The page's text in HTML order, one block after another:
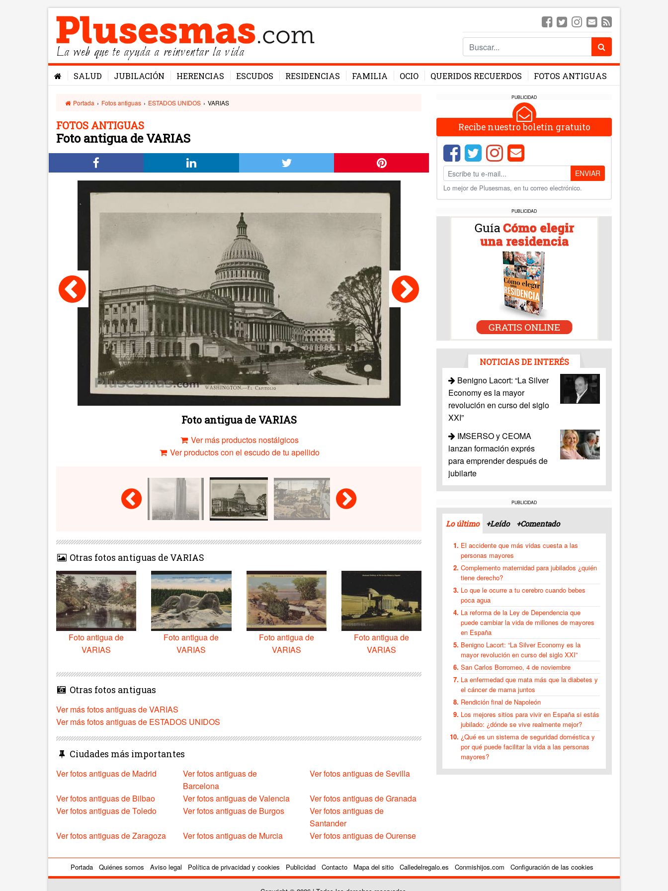
La web que te ayuda a reinventar la vida
SALUD JUBILACIÓN HERENCIAS ESCUDOS RESIDENCIAS FAMILIA OCIO QUERIDOS RECUERDOS FOTOS ANTIGUAS
Portada › Fotos antiguas › ESTADOS UNIDOS › VARIAS
FOTOS ANTIGUAS
Foto antigua de VARIAS
Foto antigua de VARIAS
Ver más productos nostálgicos
Ver productos con el escudo de tu apellido
Otras fotos antiguas de VARIAS
Foto antigua de
VARIAS
Foto antigua de
VARIAS
Foto antigua de
VARIAS
Foto antigua de
VARIAS
Otras fotos antiguas
Ver más fotos antiguas de VARIAS
Ver más fotos antiguas de ESTADOS UNIDOS
Ciudades más importantes
Ver fotos antiguas de Madrid
Ver fotos antiguas de
Barcelona
Ver fotos antiguas de Sevilla
Ver fotos antiguas de Bilbao Ver fotos antiguas de Valencia
Ver fotos antiguas de Granada
Ver fotos antiguas de Toledo
Ver fotos antiguas de Burgos
Ver fotos antiguas de
Santander
Ver fotos antiguas de Zaragoza
Ver fotos antiguas de Murcia Ver fotos antiguas de Ourense
PUBLICIDAD
Recibe nuestro boletín gratuito
ENVIAR
Lo mejor de Plusesmas, en tu correo electrónico.
PUBLICIDAD
NOTICIAS DE INTERÉS
Benigno Lacort: “La Silver
Economy es la mayor
revolución en curso del siglo
XXI”
IMSERSO y CEOMA
lanzan formación exprés
para emprender después de
jubilarte
PUBLICIDAD
Lo último +Leído +Comentado
El accidente que más vidas cuesta a las
personas mayores
Complemento maternidad para jubilados ¿quién
tiene derecho?
Lo que le ocurre a tu cerebro cuando bebes
poca agua
La reforma de la Ley de Dependencia que
puede cambiar la vida de millones de mayores
en España
Benigno Lacort: “La Silver Economy es la
mayor revolución en curso del siglo XXI”
San Carlos Borromeo, 4 de noviembre
La enfermedad que mata más que la diabetes y
el cáncer de mama juntos
Rendición final de Napoleón
Los mejores sitios para vivir en España si estás
jubilado: ¿dónde se vive realmente mejor?
¿Qué es un sistema de seguridad doméstica y
por qué puede facilitar la vida a las personas
mayores?
Portada Quiénes somos Aviso legal Política de privacidad y cookies Publicidad Contacto Mapa del sitio Calledelregalo.es Conmishijos.com Configuración de las cookies